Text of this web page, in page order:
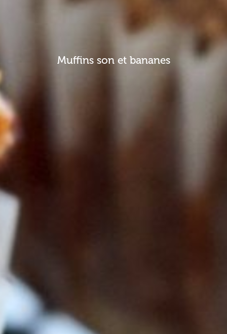
Muffins son et bananes